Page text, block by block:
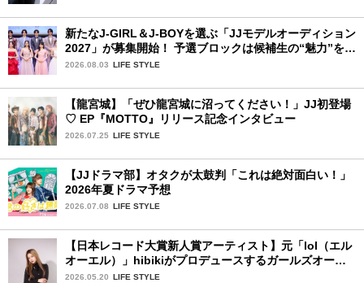
新たなJ-GIRL＆J-BOYを選ぶ「JJモデルオーディション
2027」が募集開始！ 予選ブロックは候補生の“魅力”を重
視した「新システム」に変わります
2026.08.03 LIFE STYLE
【龍宮城】「ぜひ龍宮城に沼ってください！」JJ初登場
♡ EP『MOTTO』リリース記念インタビュー
2026.07.25 LIFE STYLE
【JJドラマ部】オタクが太鼓判「これは絶対面白い！」
2026年夏ドラマ予想
2026.07.08 LIFE STYLE
【日本レコード大賞新人賞アーティスト】元「lol（エル
オーエル）」hibikiがプロデュースするガールズオーデ
ィションが始動！ 応募は5月31日（日）まで
2026.05.20 LIFE STYLE